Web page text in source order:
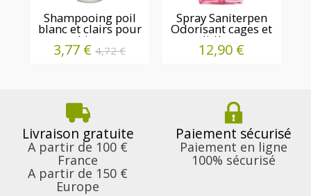
Shampooing poil
blanc et clairs pour
chiens
3,77 € 4,72 €
Spray Saniterpen
Odorisant cages et
litières
12,90 €
Livraison gratuite
A partir de 100 €
France
A partir de 150 €
Europe
Paiement sécurisé
Paiement en ligne
100% sécurisé